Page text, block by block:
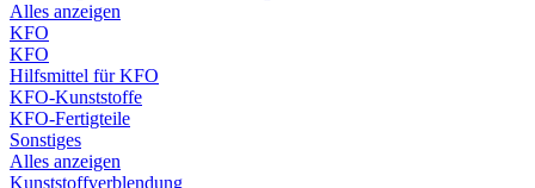
Alles anzeigen
KFO
KFO
Hilfsmittel für KFO
KFO-Kunststoffe
KFO-Fertigteile
Sonstiges
Alles anzeigen
Kunststoffverblendung